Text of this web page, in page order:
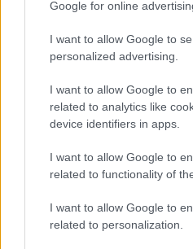
Google for online
I want to allow Google to
personalized advertising.
I want to allow Google to
related to analytics like
device identifiers in apps.
I want to allow Google to
related to functionality of
I want to allow Google to
related to personalization.
4 Individuální
startovní listina,
BY VENDULA KŘOUSTKOVÁ
OSTATNÍ
Biatlonista, který
právě on má